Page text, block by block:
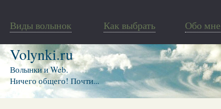
Виды волынок Как выбрать Обо мне
Volynki.ru
Волынки и Web.
Ничего общего! Почти...